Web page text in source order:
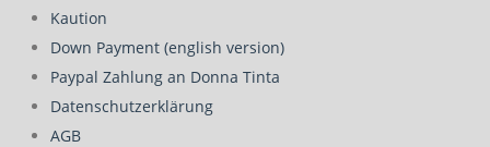
Kaution
Down Payment (english version)
Paypal Zahlung an Donna Tinta
Datenschutzerklärung
AGB